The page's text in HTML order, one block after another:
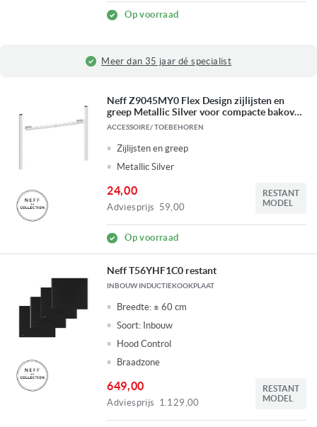
Op voorraad
Fysieke winkel in Ridderkerk
Neff Z9045MY0 Flex Design zijlijsten en
greep Metallic Silver voor compacte bakoven
45 cm restant
ACCESSOIRE/ TOEBEHOREN
Zijlijsten en greep
Metallic Silver
24,00
Adviesprijs 59,00
RESTANT
MODEL
Op voorraad
Neff T56YHF1C0 restant
INBOUW INDUCTIEKOOKPLAAT
Breedte: ± 60 cm
Soort: Inbouw
Hood Control
Braadzone
649,00
Adviesprijs 1.129,00
RESTANT
MODEL